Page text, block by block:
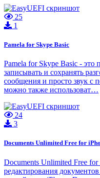
25
1
Pamela for Skype Basic
Pamela for Skype Basic - это
записывать и сохранять
сообщения и просто звук с
можно также использоват…
24
3
Documents Unlimited Free for
Documents Unlimited Free
редактирования